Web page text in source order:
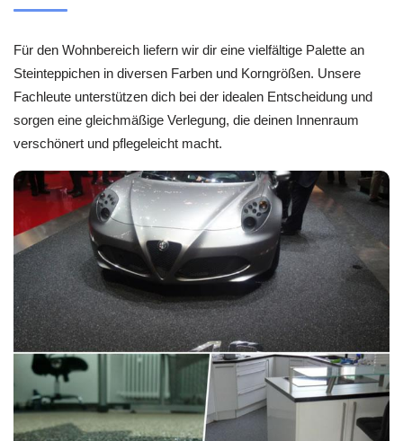
Für den Wohnbereich liefern wir dir eine vielfältige Palette an
Steinteppichen in diversen Farben und Korngrößen. Unsere
Fachleute unterstützen dich bei der idealen Entscheidung und
sorgen eine gleichmäßige Verlegung, die deinen Innenraum
verschönert und pflegeleicht macht.